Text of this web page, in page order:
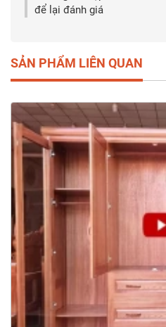
để lại đánh giá
SẢN PHẨM LIÊN QUAN